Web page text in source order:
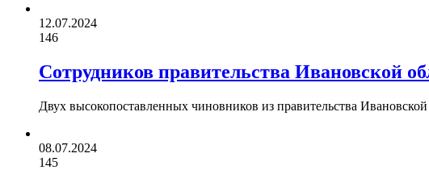
12.07.2024
146
Сотрудников правительства Ивановской
Двух высокопоставленных чиновников из правительства
08.07.2024
145